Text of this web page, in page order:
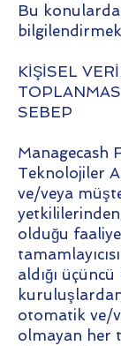
Bu
KİŞİSEL
SEBEP
Managecash
Teknolojiler
ve/veya
olduğu
aldığı
otomatik ve/
olmayan her